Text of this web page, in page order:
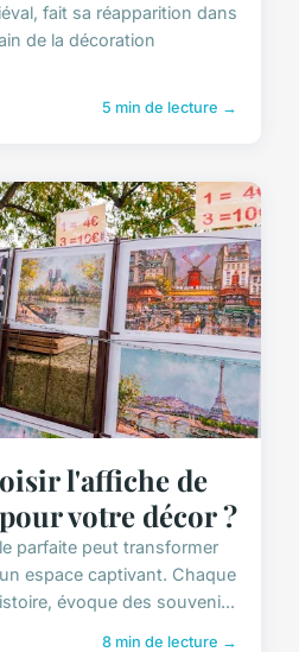
fait sa réapparition dans
de la décoration
5 min de lecture →
l'affiche de
votre décor ?
parfaite peut transformer
espace captivant. Chaque
évoque des souveni...
8 min de lecture →